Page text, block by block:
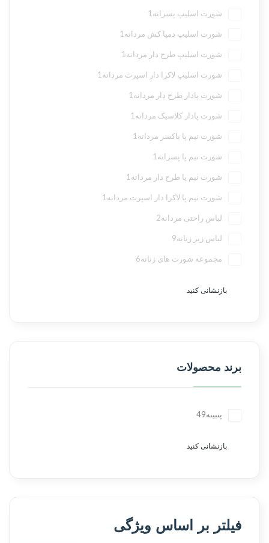
شورت اسلیپ پسرانه 1
شورت اسلیپ دمپا کش مردانه 1
شورت اسلیپ طرح دار مردانه 1
شورت اسلیپ لاکرا دار اسپرت مردانه 1
شورت پادار طرح دار مردانه 1
شورت پادار کلاسیک مردانه 1
شورت نیم پا باکسر مردانه 1
شورت نیم پا پسرانه 1
شورت نیم پا طرح دار مردانه 1
شورت نیم پا لاکرا دار اسپرت مردانه 1
لباس راحتی مردانه2
لباس زیر زنانه9
مجموعه شورت های زنانه6
بازنشانی کنید
برند محصولات
پنبینه49
بازنشانی کنید
فیلتر بر اساس ویژگی